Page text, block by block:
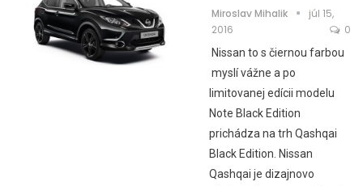
Miroslav Mihalik
júl 15,
2016
0
Nissan to s čiernou farbou
myslí vážne a po
limitovanej edícii modelu
Note Black Edition
prichádza na trh Qashqai
Black Edition. Nissan
Qashqai je dizajnovo